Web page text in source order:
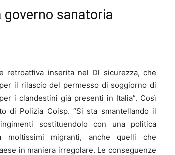
governo sanatoria
retroattiva inserita nel Dl sicurezza, che
il rilascio del permesso di soggiorno di
i clandestini già presenti in Italia”. Così
di Polizia Coisp. “Si sta smantellando il
sostituendolo con una politica
migranti, anche quelli che
in maniera irregolare. Le conseguenze